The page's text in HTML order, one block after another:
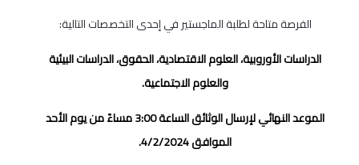
الفرصة متاحة لطلبة الماجستير في إحدى التخصصات التالية:
الدراسات الأوروبية، العلوم الاقتصادية، الحقوق، الدراسات البيئية
والعلوم الاجتماعية.
الموعد النهائي لإرسال الوثائق الساعة 3:00 مساءً من يوم الأحد
الموافق 4/2/2024.